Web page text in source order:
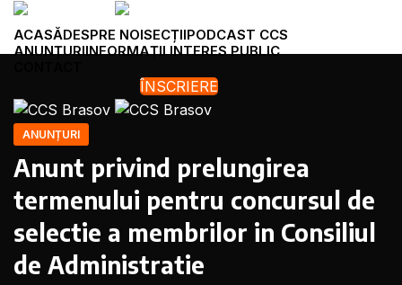
ACASĂDESPRE NOISECȚIIPODCAST CCS
ANUNȚURIINFORMAȚII INTERES PUBLIC
ÎNSCRIERE
Menu
ANUNȚURI
Anunt privind prelungirea
termenului pentru concursul de
selectie a membrilor in Consiliul
de Administratie